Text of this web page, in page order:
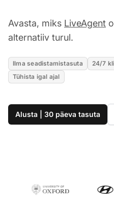
Avasta, miks LiveAgent
alternatiiv turul.
Ilma seadistamistasuta 24/7
Tühista igal ajal
Alusta | 30 päeva tasuta